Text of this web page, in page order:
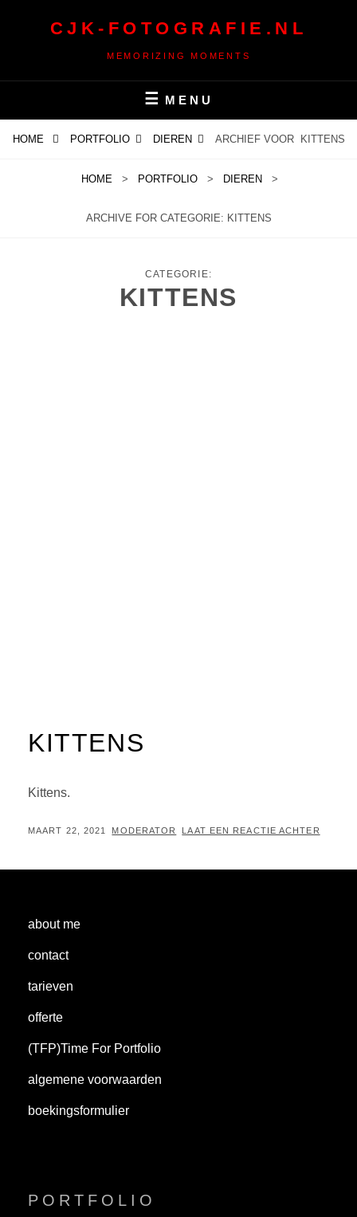
CJK-FOTOGRAFIE.NL
MEMORIZING MOMENTS
MENU
HOME PORTFOLIO DIEREN ARCHIEF VOOR KITTENS
HOME > PORTFOLIO > DIEREN >
ARCHIVE FOR CATEGORIE: KITTENS
CATEGORIE:
KITTENS
KITTENS
Kittens.
GEPLAATST
MAART 22, 2021 BY
MODERATOR LAAT EEN REACTIE ACHTER
about me
contact
tarieven
offerte
(TFP)Time For Portfolio
algemene voorwaarden
boekingsformulier
PORTFOLIO